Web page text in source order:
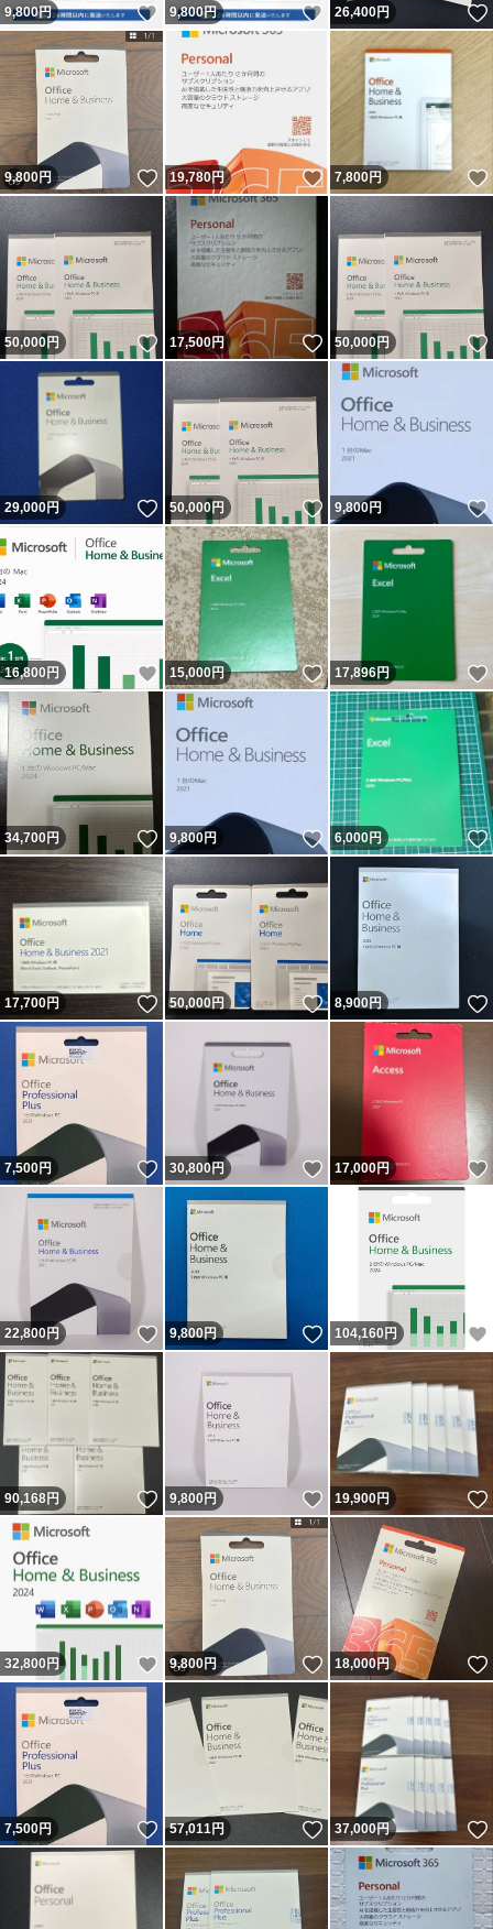
9,800円 いいね！
9,800円 いいね！
26,400円
9,800円 いいね！
19,780円 いいね！
7,800円
50,000円 いいね！
17,500円 いいね！
50,000円
29,000円 いいね！
50,000円 いいね！
9,800円
16,800 円 いいね！
15,000円 いいね！
17,896円
34,700円 いいね！
9,800円 いいね！
6,000円
17,700円 いいね！
50,000円 いいね！
8,900円
7,500円 いいね！
30,800円 いいね！
17,000円
22,800円 いいね！
9,800円 いいね！
104,160 円
90,168円 いいね！
9,800円 いいね！
19,900円
32,800 円 いいね！
9,800円 いいね！
18,000円
7,500円 いいね！
57,011円 いいね！
37,000円